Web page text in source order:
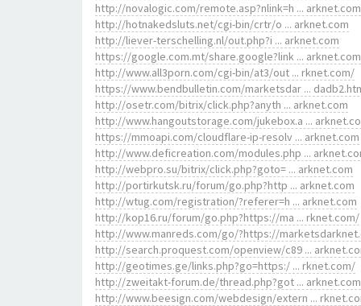
http://novalogic.com/remote.asp?nlink=h ... arknet.com
http://hotnakedsluts.net/cgi-bin/crtr/o ... arknet.com
http://liever-terschelling.nl/out.php?i ... arknet.com
https://google.com.mt/share.google?link ... arknet.com
http://www.all3porn.com/cgi-bin/at3/out ... rknet.com/
https://www.bendbulletin.com/marketsdar ...
http://osetr.com/bitrix/click.php?anyth ... arknet.com
http://www.hangoutstorage.com/jukebox.a ...
https://mmoapi.com/cloudflare-ip-resolv ... arknet.com
http://www.deficreation.com/modules.php ...
http://webpro.su/bitrix/click.php?goto= ... arknet.com
http://portirkutsk.ru/forum/go.php?http ... arknet.com
http://wtug.com/registration/?referer=h ... arknet.com
http://kop16.ru/forum/go.php?https://ma ... rknet.com/
http://www.manreds.com/go/?https://
http://search.proquest.com/openview/c89 ...
http://geotimes.ge/links.php?go=https:/ ... rknet.com/
http://zweitakt-forum.de/thread.php?got ... arknet.com
http://www.beesign.com/webdesign/extern ...